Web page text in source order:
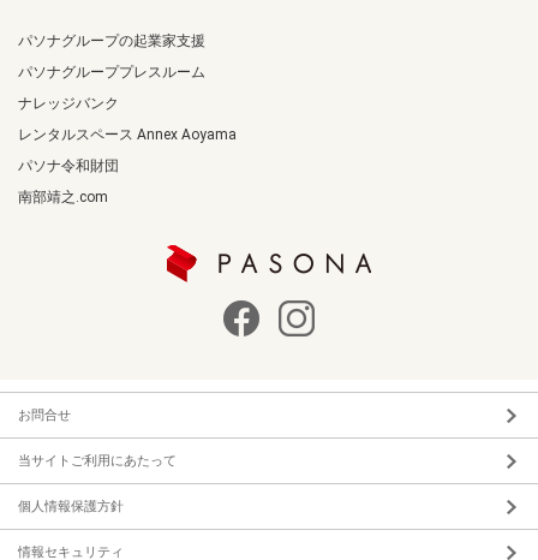
パソナグループの起業家支援
パソナグループプレスルーム
ナレッジバンク
レンタルスペース Annex Aoyama
パソナ令和財団
南部靖之.com
お問合せ
当サイトご利用にあたって
個人情報保護方針
情報セキュリティ